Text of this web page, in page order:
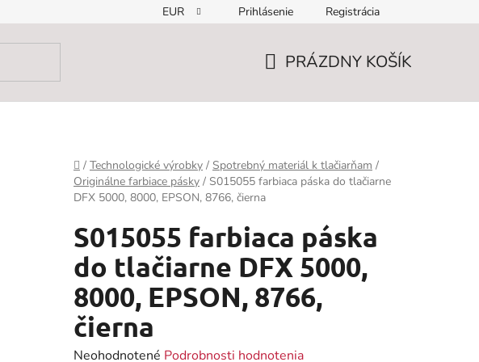
EUR Prihlásenie Registrácia
PRÁZDNY KOŠÍK
Domov
/ Technologické výrobky / Spotrebný materiál k tlačiarňam /
Originálne farbiace pásky / S015055 farbiaca páska do tlačiarne
DFX 5000, 8000, EPSON, 8766, čierna
S015055 farbiaca páska
do tlačiarne DFX 5000,
8000, EPSON, 8766,
čierna
Priemerné
Neohodnotené Podrobnosti hodnotenia